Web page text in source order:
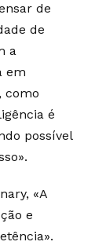
de
de
a
em
como
é
possível
«A
e